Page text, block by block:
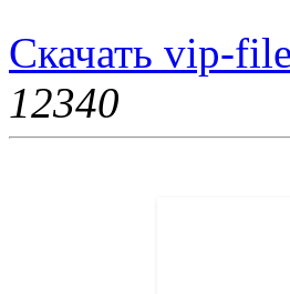
Скачать vip-
12340